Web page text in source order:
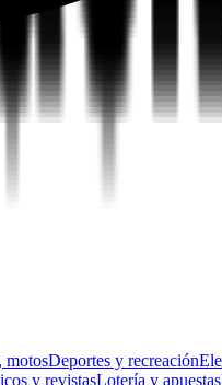
motosDeportes y recreación
y revistasLotería y apuestas